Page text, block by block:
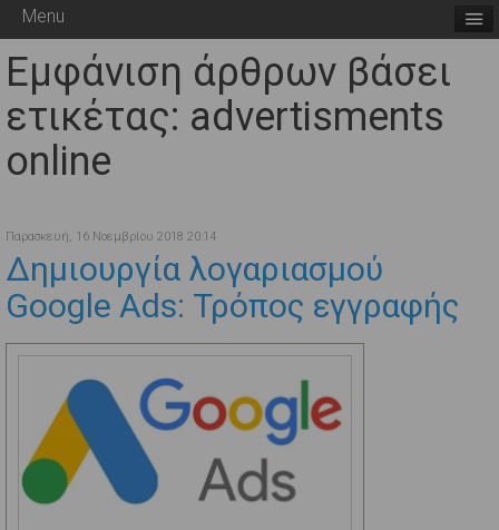
Menu
Εμφάνιση άρθρων βάσει
ετικέτας: advertisments
online
Παρασκευή, 16 Νοεμβρίου 2018 20:14
Δημιουργία λογαριασμού
Google Ads: Τρόπος εγγραφής